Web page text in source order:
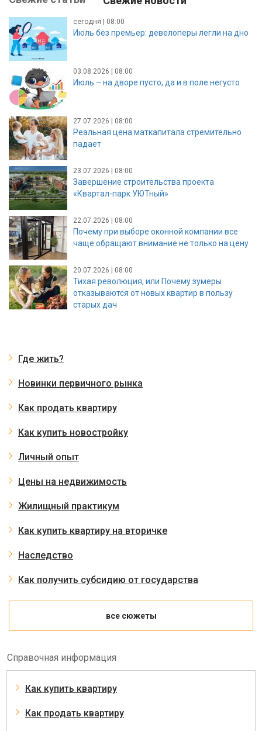
сегодня | 08:00
Июль без премьер: девелоперы легли на дно
03.08.2026 | 08:00
Июль – на дворе пусто, да и в поле негусто
27.07.2026 | 08:00
Реальная цена маткапитала стремительно
падает
23.07.2026 | 08:00
Завершение строительства проекта
«Квартал-парк УЮТный»
22.07.2026 | 08:00
Почему при выборе оконной компании все
чаще обращают внимание не только на цену
20.07.2026 | 08:00
Тихая революция, или Почему зумеры
отказываются от новых квартир в пользу
старых дач
Где жить?
Новинки первичного рынка
Как продать квартиру
Как купить новостройку
Личный опыт
Цены на недвижимость
Жилищный практикум
Как купить квартиру на вторичке
Наследство
Как получить субсидию от государства
все сюжеты
Справочная информация
Как купить квартиру
Как продать квартиру